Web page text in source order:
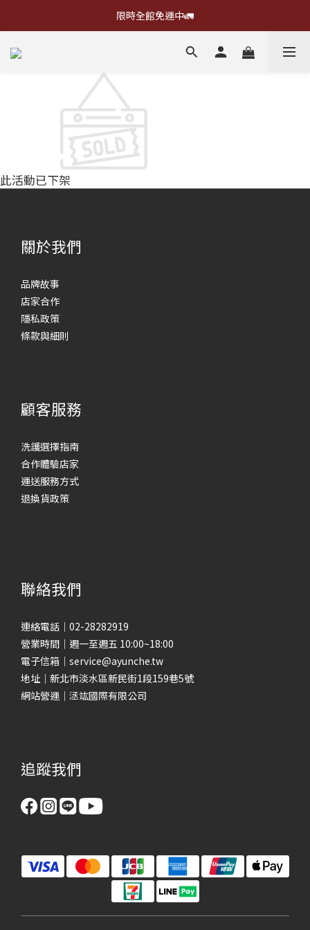
限時全館免運中🚛
此活動已下架
關於我們
品牌故事
店家合作
隱私政策
條款與細則
顧客服務
洗護選擇指南
合作體驗店家
運送服務方式
退換貨政策
聯絡我們
連絡電話｜02-28282919
營業時間｜週一至週五 10:00~18:00
電子信箱｜service@ayunche.tw
地址｜新北市淡水區新民街1段159巷5號
網站營運｜洆竑國際有限公司
追蹤我們